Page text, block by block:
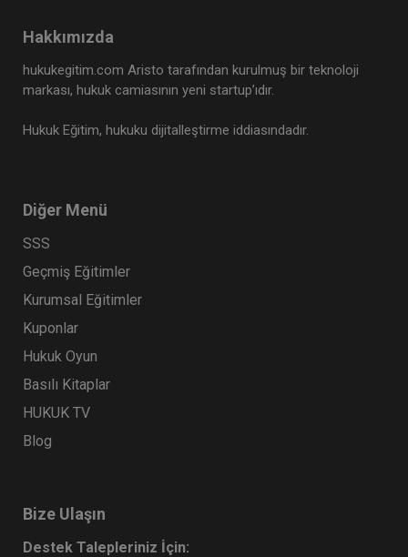
360 TL
Borçların İfası ve İfa Edilmemesi - IV.
Borçlar Hukuku Kongresi - V. Oturum
360 TL
Hakkımızda
hukukegitim.com Aristo tarafından kurulmuş bir teknoloji
markası, hukuk camiasının yeni startup’ıdır.
Hukuk Eğitim, hukuku dijitalleştirme iddiasındadır.
Diğer Menü
SSS
Geçmiş Eğitimler
Kurumsal Eğitimler
Kuponlar
Hukuk Oyun
Basılı Kitaplar
HUKUK TV
Blog
Bize Ulaşın
Destek Talepleriniz İçin: